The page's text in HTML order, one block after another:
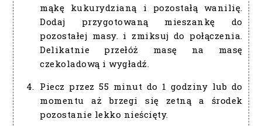
mąkę kukurydzianą i pozostałą wanilię.
Dodaj przygotowaną mieszankę do
pozostałej masy. i zmiksuj do połączenia.
Delikatnie przełóż masę na masę
czekoladową i wygładź.
Piecz przez 55 minut do 1 godziny lub do
momentu aż brzegi się zetną a środek
pozostanie lekko nieścięty.